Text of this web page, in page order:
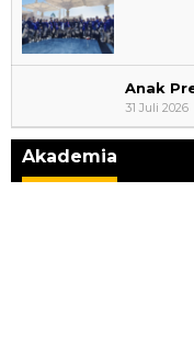
Anak
31 Juli 2026
Akademia
Kemerdekaan
Di Akademia, Ragam